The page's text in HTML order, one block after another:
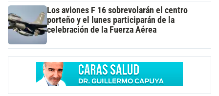
Los aviones F 16 sobrevolarán el centro
porteño y el lunes participarán de la
celebración de la Fuerza Aérea